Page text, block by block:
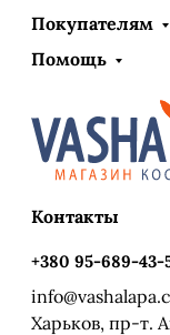
Покупателям
Помощь
Контакты
+380 95-689-43-
Харьков, пр-т.